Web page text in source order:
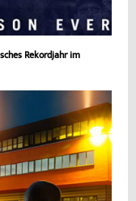
Rekordjahr im